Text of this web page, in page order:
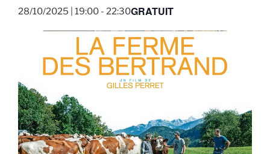
28/10/2025 | 19:00 - 22:30GRATUIT